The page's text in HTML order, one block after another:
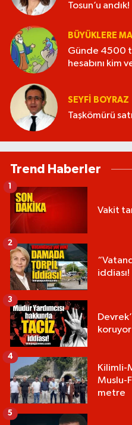
Tosun’u andık!
BÜYÜKLERE
Günde 4500
hesabını kim
SEYFI BOYRAZ
Taşkömürü
Trend Haberler
Vakit
iddiası!
2
3
Kilimli-
Muslu-
metre
4
5